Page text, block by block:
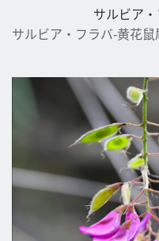
サルビア
サルビア・フラバ-黄花鼠